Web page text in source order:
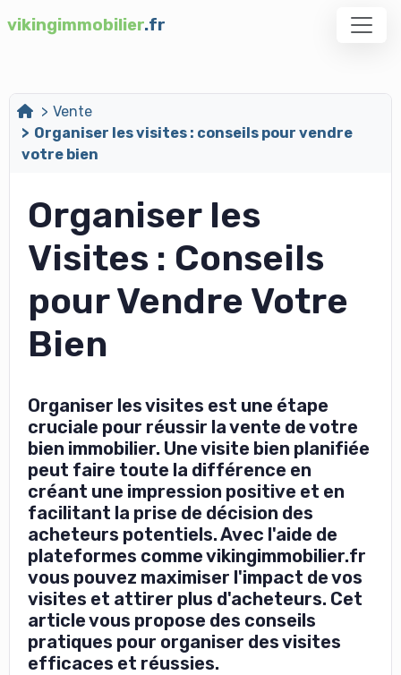
vikingimmobilier.fr
Vente
Organiser les visites : conseils pour vendre
votre bien
Organiser les
Visites : Conseils
pour Vendre Votre
Bien
Organiser les visites est une étape
cruciale pour réussir la vente de votre
bien immobilier. Une visite bien planifiée
peut faire toute la différence en
créant une impression positive et en
facilitant la prise de décision des
acheteurs potentiels. Avec l'aide de
plateformes comme vikingimmobilier.fr
vous pouvez maximiser l'impact de vos
visites et attirer plus d'acheteurs. Cet
article vous propose des conseils
pratiques pour organiser des visites
efficaces et réussies.